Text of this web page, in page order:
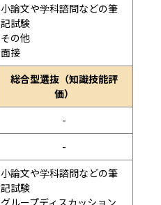
小論文や学科諮問などの筆
記試験
その他
面接
総合型選抜（知識技能評
価）
-
-
小論文や学科諮問などの筆
記試験
グループディスカッション